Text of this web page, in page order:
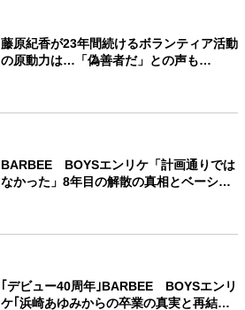
藤原紀香が23年間続けるボランティア活動
の原動力は…「偽善者だ」との声も…
BARBEE BOYSエンリケ「計画通りでは
なかった」8年目の解散の真相とベーシ…
｢デビュー40周年｣BARBEE BOYSエンリ
ケ｢浜崎あゆみからの卒業の真実と再結…